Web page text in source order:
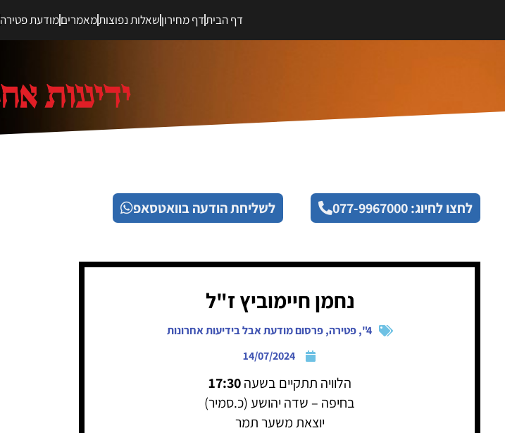
דף הביתדף מחירוןשאלות נפוצותמאמריםמודעת פטירה
לחצו לחיוג: 077-9967000 לשליחת הודעה בוואטסאפ
נחמן חיימוביץ ז"ל
4"
,פטירה,פרסום מודעת אבל בידיעות אחרונות
14/07/2024
הלוויה תתקיים בשעה17:30
בחיפה – שדה יהושע (כ.סמיר)
יוצאת משער תמר